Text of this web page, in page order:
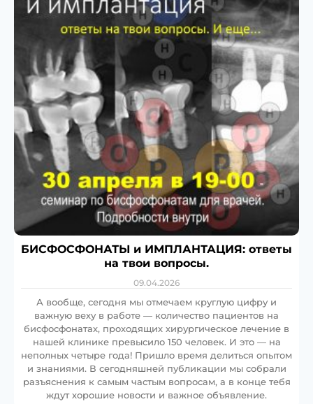
БИСФОСФОНАТЫ и ИМПЛАНТАЦИЯ: ответы
на твои вопросы.
09.04.2026
А вообще, сегодня мы отмечаем круглую цифру и
важную веху в работе — количество пациентов на
бисфосфонатах, проходящих хирургическое лечение в
нашей клинике превысило 150 человек. И это — на
неполных четыре года! Пришло время делиться опытом
и знаниями. В сегодняшней публикации мы собрали
разъяснения к самым частым вопросам, а в конце тебя
ждут хорошие новости и важное объявление.